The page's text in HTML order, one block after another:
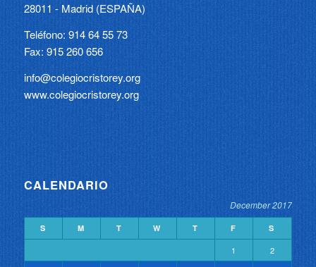
28011 - Madrid (ESPAÑA)
Teléfono: 914 64 55 73
Fax: 915 260 656
info@colegiocristorey.org
www.colegiocristorey.org
CALENDARIO
December 2017
S M T W T F S
1
2